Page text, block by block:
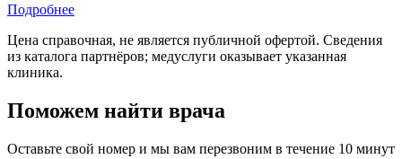
Подробнее
Цена справочная, не является публичной офертой. Сведения
из каталога партнёров; медуслуги оказывает указанная
клиника.
Поможем найти врача
Оставьте свой номер и мы вам перезвоним в течение 10 минут